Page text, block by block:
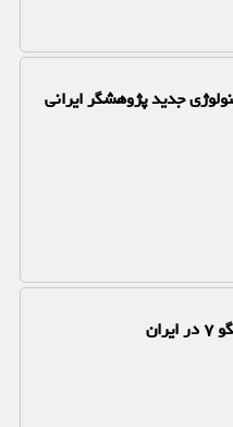
جدید پژوهشگر ایرانی